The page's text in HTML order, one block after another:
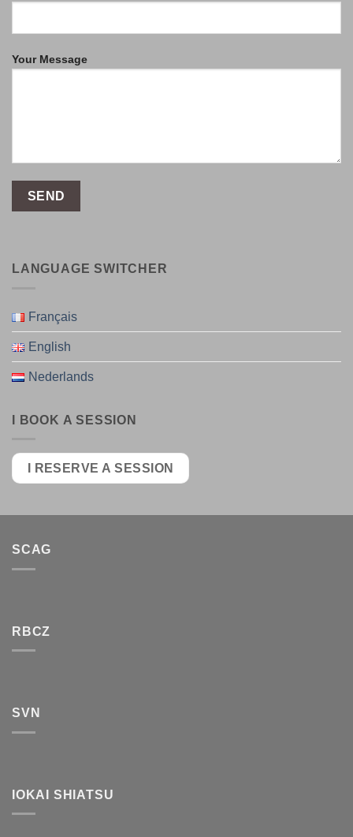
Your Message
LANGUAGE SWITCHER
Français
English
Nederlands
I BOOK A SESSION
I RESERVE A SESSION
SCAG
RBCZ
SVN
IOKAI SHIATSU